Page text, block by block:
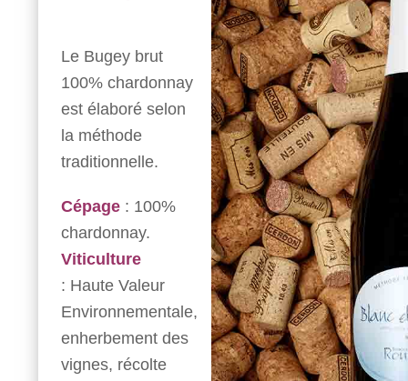
Le Bugey brut
100% chardonnay
est élaboré selon
la méthode
traditionnelle.
Cépage : 100%
chardonnay.
Viticulture
: Haute Valeur
Environnementale,
enherbement des
vignes, récolte